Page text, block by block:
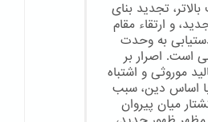
تجدید بنای
و ارتقاء مقام
به وحدت
است. اصرار بر
موروثی و اشتباه
اساس دین، سبب
میان پیروان